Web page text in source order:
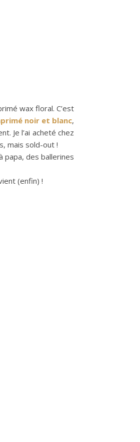
wax floral. C’est
noir et blanc,
Je l’ai acheté chez
mais sold-out !
papa, des ballerines
(enfin) !